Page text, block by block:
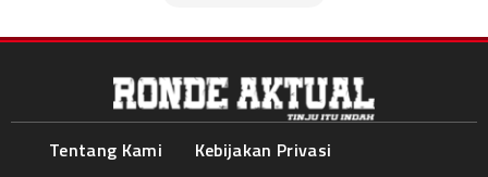
Tentang Kami
Kebijakan Privasi